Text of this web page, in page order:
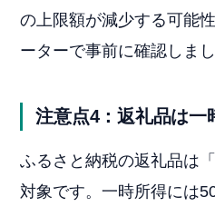
の上限額が減少する可能
ーターで事前に確認しまし
注意点4：返礼品は一
ふるさと納税の返礼品は
対象です。一時所得には